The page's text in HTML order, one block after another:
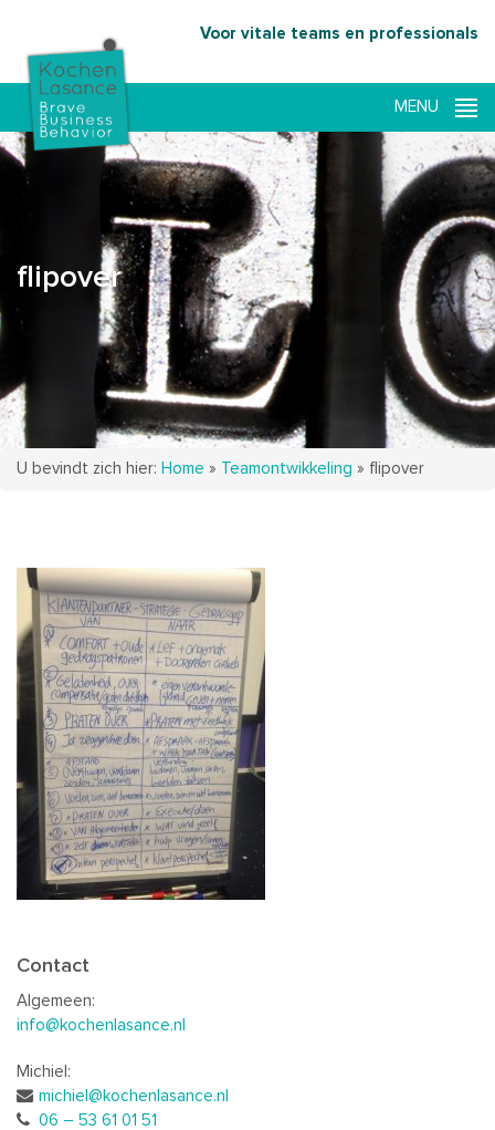
Voor vitale teams en professionals
flipover
U bevindt zich hier: Home » Teamontwikkeling » flipover
Contact
Algemeen:
info@kochenlasance.nl
Michiel:
michiel@kochenlasance.nl
06 – 53 61 01 51